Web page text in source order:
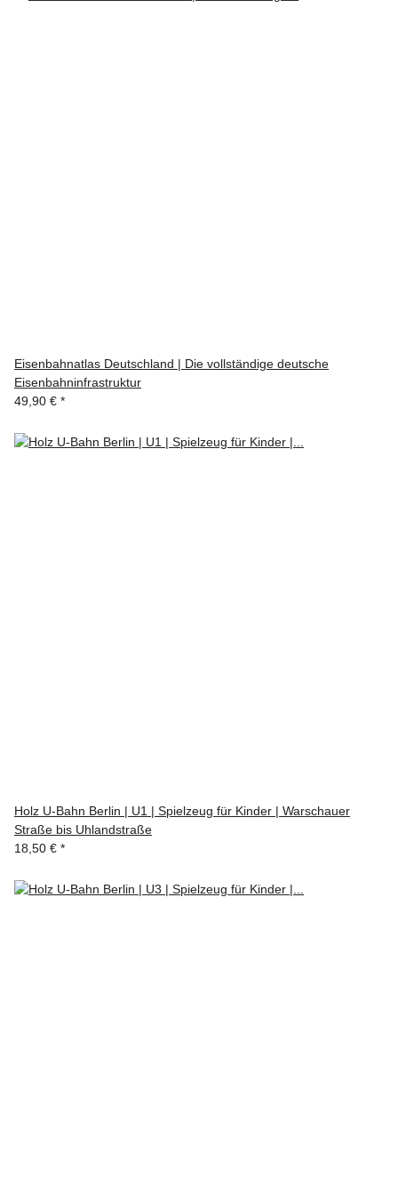
Eisenbahnatlas Deutschland | Die vollständige deutsche
Eisenbahninfrastruktur
49,90 € *
Holz U-Bahn Berlin | U1 | Spielzeug für Kinder | Warschauer
Straße bis Uhlandstraße
18,50 € *